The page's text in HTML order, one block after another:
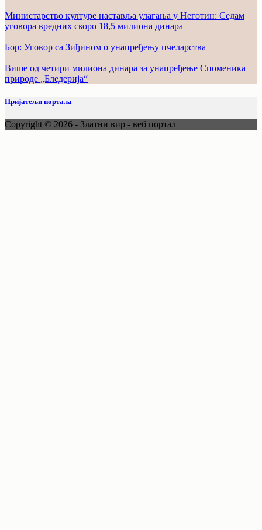
Министарство културе наставља улагања у Неготин: Седам
уговора вредних скоро 18,5 милиона динара
Бор: Уговор са Зиђином о унапређењу пчеларства
Више од четири милиона динара за унапређење Споменика
природе „Бледерија“
Пријатељи портала
Copyright © 2026 - Златни вир - веб портал